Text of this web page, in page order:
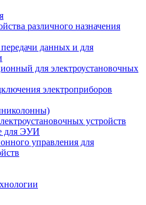
различного назначения
данных и для
для электроустановочных
электроприборов
устройств
для ЭУИ
управления для